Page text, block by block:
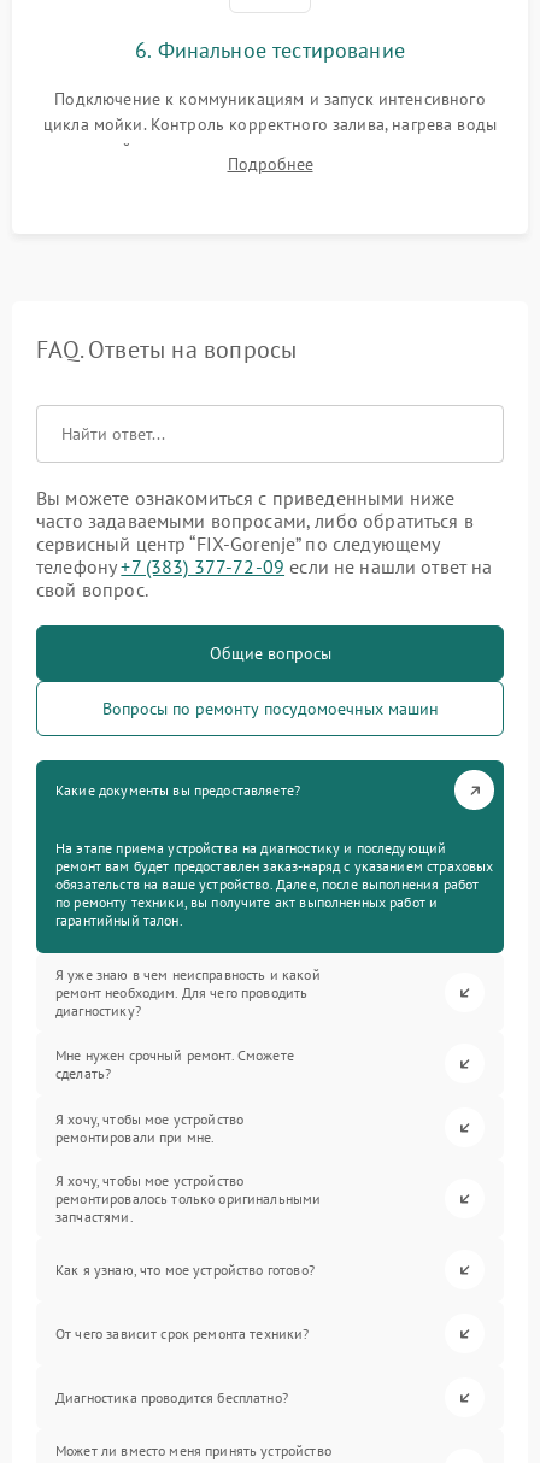
6. Финальное тестирование
Подключение к коммуникациям и запуск интенсивного
цикла мойки. Контроль корректного залива, нагрева воды
до нужной температуры, отсутствия посторонних шумов,
штатного слива и абсолютной сухости в поддоне.
Подробнее
FAQ. Ответы на вопросы
Вы можете ознакомиться с приведенными ниже
часто задаваемыми вопросами, либо обратиться в
сервисный центр “FIX-Gorenje” по следующему
телефону+7 (383) 377-72-09 если не нашли ответ на
свой вопрос.
Общие вопросы
Вопросы по ремонту посудомоечных машин
Какие документы вы предоставляете?
На этапе приема устройства на диагностику и последующий
ремонт вам будет предоставлен заказ-наряд с указанием страховых
обязательств на ваше устройство. Далее, после выполнения работ
по ремонту техники, вы получите акт выполненных работ и
гарантийный талон.
Я уже знаю в чем неисправность и какой
ремонт необходим. Для чего проводить
диагностику?
Мне нужен срочный ремонт. Сможете
сделать?
Я хочу, чтобы мое устройство
ремонтировали при мне.
Я хочу, чтобы мое устройство
ремонтировалось только оригинальными
запчастями.
Как я узнаю, что мое устройство готово?
От чего зависит срок ремонта техники?
Диагностика проводится бесплатно?
Может ли вместо меня принять устройство